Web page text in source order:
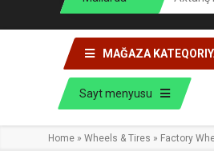
MAĞAZA
Sayt menyusu
Home » Wheels & Tires » Factory